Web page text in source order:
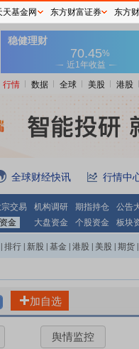
行情 数据 全球 美股 港股
全球财经快讯 行情中
宗交易 机构调研 期指持仓
公告
资金 大盘资金 个股资金 板块
排行 新股 基金 港股 美股 期货
加自选
舆情监控
天基金网 东方财富证券 东方